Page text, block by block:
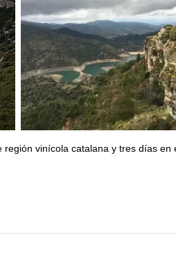
vinícola catalana y tres días en